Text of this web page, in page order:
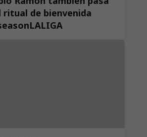
ritual de bienvenida